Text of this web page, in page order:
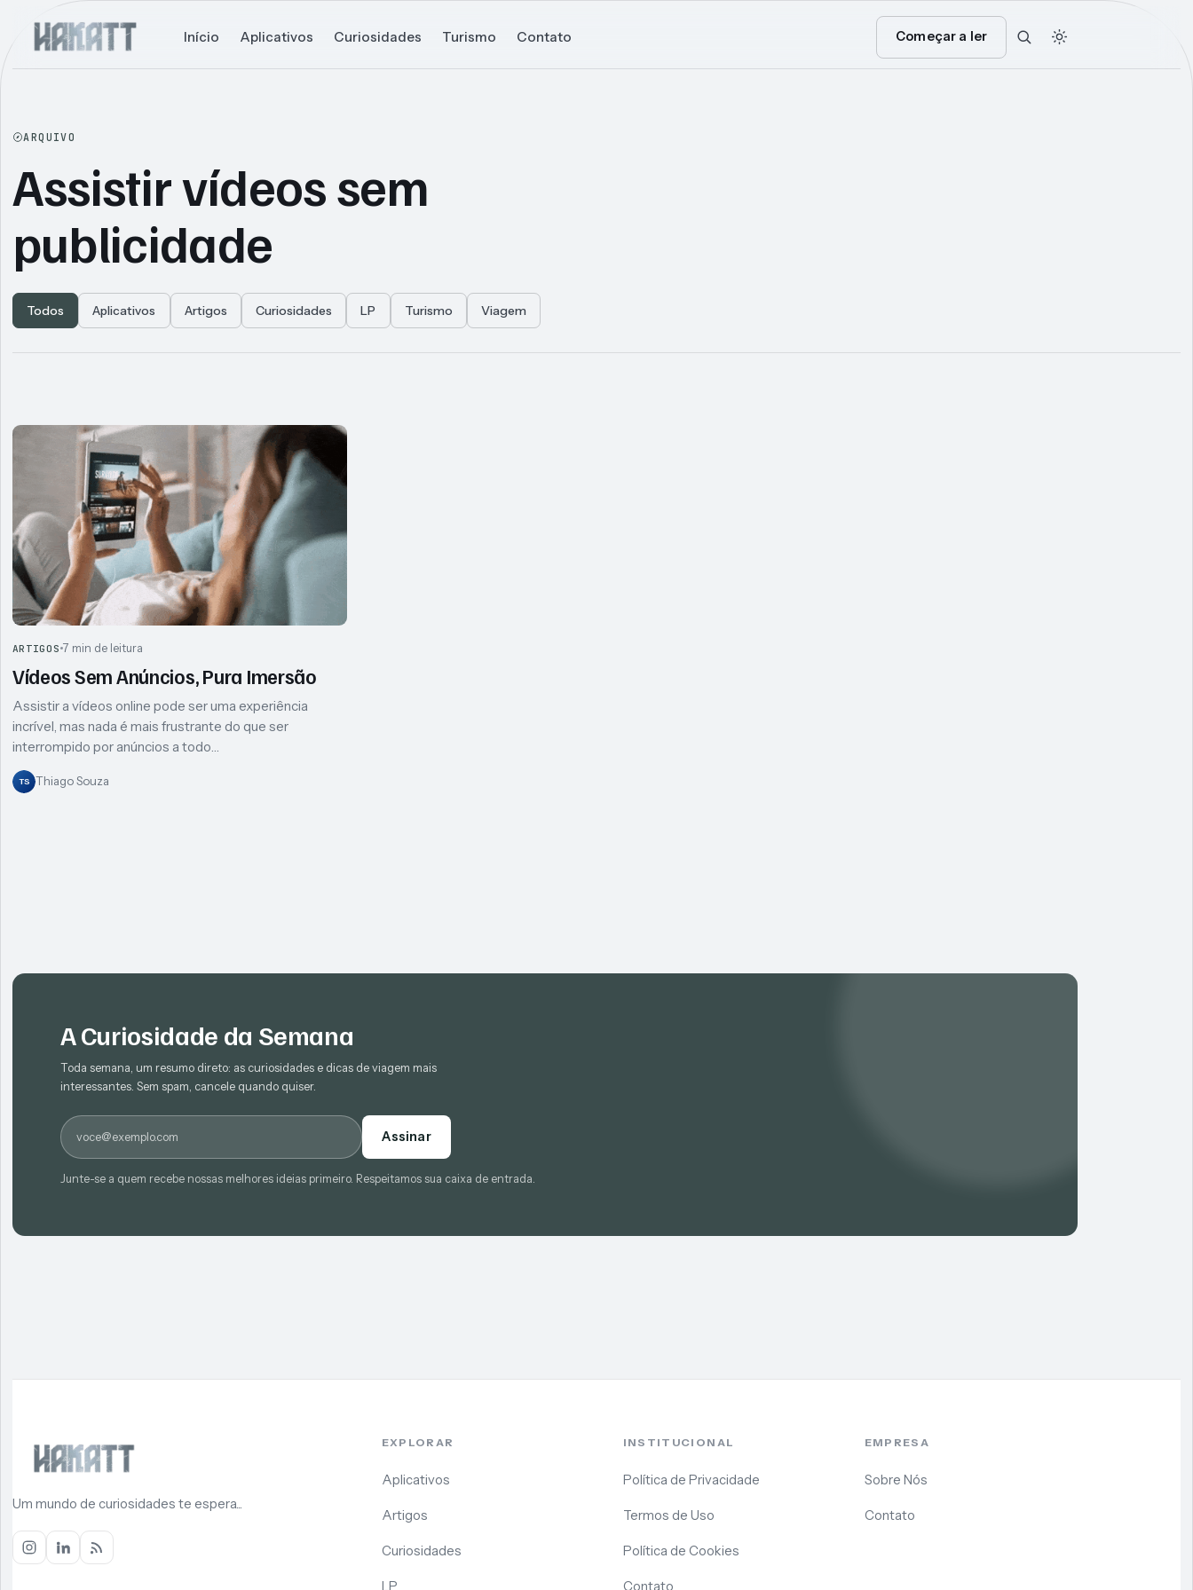
Início Aplicativos Curiosidades Turismo Contato Começar a ler
ARQUIVO
Assistir vídeos sem
publicidade
Todos Aplicativos Artigos Curiosidades LP Turismo Viagem
Articles
ARTIGOS 7 min de leitura
Vídeos Sem Anúncios, Pura Imersão
Assistir a vídeos online pode ser uma experiência
incrível, mas nada é mais frustrante do que ser
interrompido por anúncios a todo…
TS Thiago Souza
A Curiosidade da Semana
Toda semana, um resumo direto: as curiosidades e dicas de viagem mais
interessantes. Sem spam, cancele quando quiser.
E-mail
Assinar
Junte-se a quem recebe nossas melhores ideias primeiro. Respeitamos sua caixa de entrada.
Um mundo de curiosidades te espera...
EXPLORAR
Aplicativos
Artigos
Curiosidades
LP
INSTITUCIONAL
Política de Privacidade
Termos de Uso
Política de Cookies
Contato
EMPRESA
Sobre Nós
Contato